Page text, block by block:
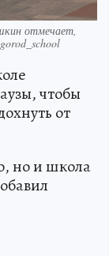
отмечает,
чтобы
от
но и школа